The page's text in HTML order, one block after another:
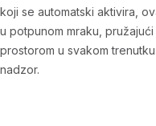
koji se automatski aktivira,
u potpunom mraku,
prostorom u svakom
nadzor.